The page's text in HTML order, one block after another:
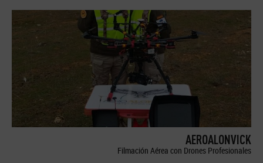
AEROALONVICK
Filmación Aérea con Drones Profesionales